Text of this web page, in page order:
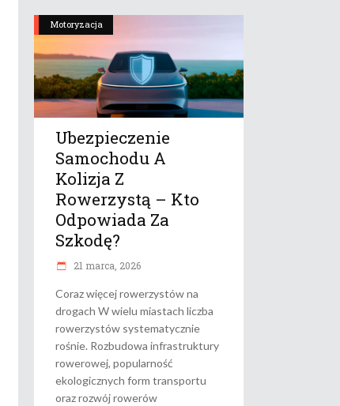
Motoryzacja
Ubezpieczenie
Samochodu A
Kolizja Z
Rowerzystą – Kto
Odpowiada Za
Szkodę?
21 marca, 2026
Coraz więcej rowerzystów na
drogach W wielu miastach liczba
rowerzystów systematycznie
rośnie. Rozbudowa infrastruktury
rowerowej, popularność
ekologicznych form transportu
oraz rozwój rowerów